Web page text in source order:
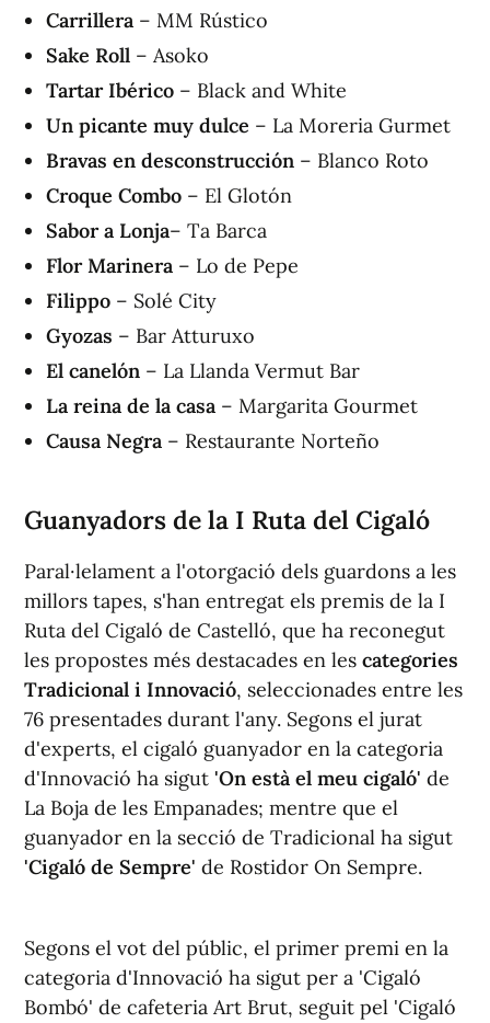
Carrillera – MM Rústico
Sake Roll – Asoko
Tartar Ibérico – Black and White
Un picante muy dulce – La Moreria Gurmet
Bravas en desconstrucción – Blanco Roto
Croque Combo – El Glotón
Sabor a Lonja– Ta Barca
Flor Marinera – Lo de Pepe
Filippo – Solé City
Gyozas – Bar Atturuxo
El canelón – La Llanda Vermut Bar
La reina de la casa – Margarita Gourmet
Causa Negra – Restaurante Norteño
Guanyadors de la I Ruta del Cigaló
Paral·lelament a l'otorgació dels guardons a les
millors tapes, s'han entregat els premis de la I
Ruta del Cigaló de Castelló, que ha reconegut
les propostes més destacades en les categories
Tradicional i Innovació, seleccionades entre les
76 presentades durant l'any. Segons el jurat
d'experts, el cigaló guanyador en la categoria
d'Innovació ha sigut 'On està el meu cigaló' de
La Boja de les Empanades; mentre que el
guanyador en la secció de Tradicional ha sigut
'Cigaló de Sempre' de Rostidor On Sempre.
Segons el vot del públic, el primer premi en la
categoria d'Innovació ha sigut per a 'Cigaló
Bombó' de cafeteria Art Brut, seguit pel 'Cigaló